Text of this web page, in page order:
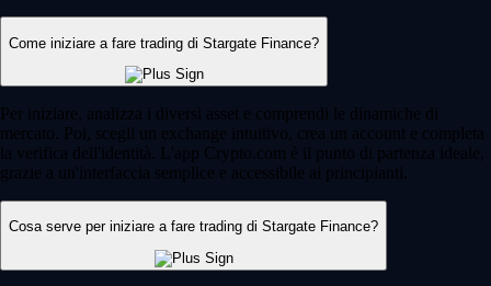
Come iniziare a fare trading di Stargate Finance?
Per iniziare, analizza i diversi asset e comprendi le dinamiche di
mercato. Poi, scegli un exchange intuitivo, crea un account e completa
la verifica dell'identità. L'app Crypto.com è il punto di partenza ideale,
grazie a un'interfaccia semplice e accessibile ai principianti.
Cosa serve per iniziare a fare trading di Stargate Finance?